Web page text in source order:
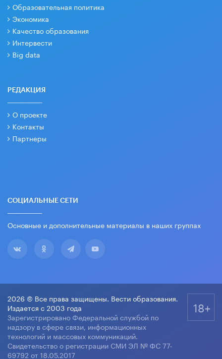
Образовательная политика
Экономика
Качество образования
Интервести
Big data
РЕДАКЦИЯ
О проекте
Контакты
Партнеры
СОЦИАЛЬНЫЕ СЕТИ
Основные и дополнительные материалы в наших группах
2026 © Все права защищены. Вести образования.
Издается с 2003 года
Зарегистрировано Федеральной службой по
надзору в сфере связи, информационных
технологий и массовых коммуникаций.
Свидетельство о регистрации СМИ ЭЛ № ФС 77-
69792 от 18.05.2017
18+